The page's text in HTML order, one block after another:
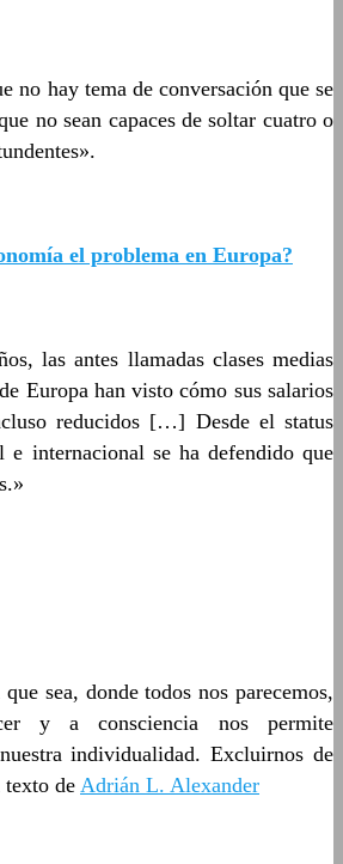
no hay tema de conversación que se
no sean capaces de soltar cuatro o
el problema en Europa?
las antes llamadas clases medias
Europa han visto cómo sus salarios
reducidos […] Desde el status
e internacional se ha defendido que
sea, donde todos nos parecemos,
y a consciencia nos permite
individualidad. Excluirnos de
de Adrián L. Alexander